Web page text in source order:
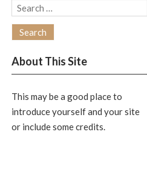
Search
About This Site
This may be a good place to
introduce yourself and your site
or include some credits.